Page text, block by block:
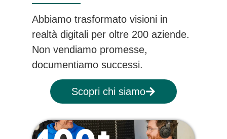
Abbiamo trasformato visioni in
realtà digitali per oltre 200 aziende.
Non vendiamo promesse,
documentiamo successi.
Scopri chi siamo